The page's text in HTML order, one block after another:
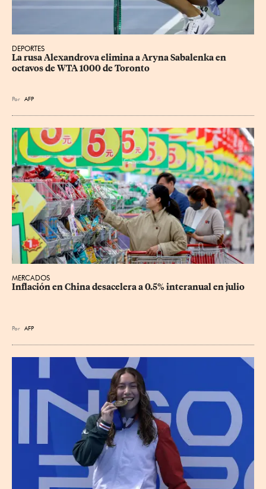
DEPORTES
La rusa Alexandrova elimina a Aryna Sabalenka en
octavos de WTA 1000 de Toronto
Por AFP
MERCADOS
Inflación en China desacelera a 0.5% interanual en julio
Por AFP